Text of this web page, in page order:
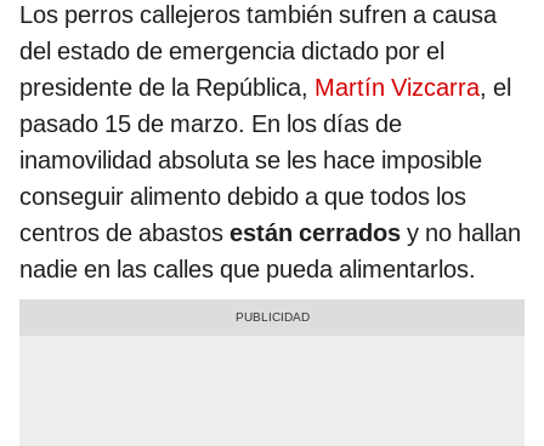
Los perros callejeros también sufren a causa
del estado de emergencia dictado por el
presidente de la República, Martín Vizcarra, el
pasado 15 de marzo. En los días de
inamovilidad absoluta se les hace imposible
conseguir alimento debido a que todos los
centros de abastos están cerrados y no hallan
nadie en las calles que pueda alimentarlos.